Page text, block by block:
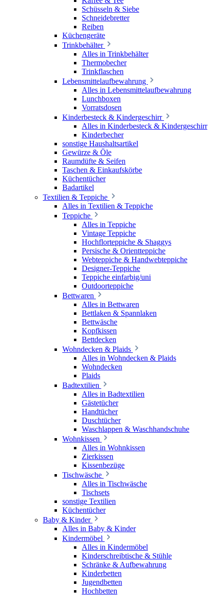
Schüsseln & Siebe
Schneidebretter
Reiben
Küchengeräte
Trinkbehälter
Alles in Trinkbehälter
Thermobecher
Trinkflaschen
Lebensmittelaufbewahrung
Alles in Lebensmittelaufbewahrung
Lunchboxen
Vorratsdosen
Kinderbesteck & Kindergeschirr
Alles in Kinderbesteck & Kindergeschirr
Kinderbecher
sonstige Haushaltsartikel
Gewürze & Öle
Raumdüfte & Seifen
Taschen & Einkaufskörbe
Küchentücher
Badartikel
Textilien & Teppiche
Alles in Textilien & Teppiche
Teppiche
Alles in Teppiche
Vintage Teppiche
Hochflorteppiche & Shaggys
Persische & Orientteppiche
Webteppiche & Handwebteppiche
Designer-Teppiche
Teppiche einfarbig/uni
Outdoorteppiche
Bettwaren
Alles in Bettwaren
Bettlaken & Spannlaken
Bettwäsche
Kopfkissen
Bettdecken
Wohndecken & Plaids
Alles in Wohndecken & Plaids
Wohndecken
Plaids
Badtextilien
Alles in Badtextilien
Gästetücher
Handtücher
Duschtücher
Waschlappen & Waschhandschuhe
Wohnkissen
Alles in Wohnkissen
Zierkissen
Kissenbezüge
Tischwäsche
Alles in Tischwäsche
Tischsets
sonstige Textilien
Küchentücher
Baby & Kinder
Alles in Baby & Kinder
Kindermöbel
Alles in Kindermöbel
Kinderschreibtische & Stühle
Schränke & Aufbewahrung
Kinderbetten
Jugendbetten
Hochbetten